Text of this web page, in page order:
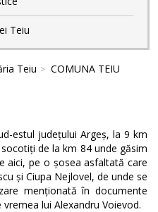
Teiu
Teiu
COMUNA TEIU
estul județului Argeș, la 9 km
de la km 84 unde găsim
aici, pe o șosea asfaltată care
și Ciupa Nejlovel, de unde se
menționată în documente
lui Alexandru Voievod.